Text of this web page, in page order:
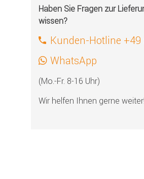
Haben Sie Fragen zur
wissen?
Kunden-Hotline +49
WhatsApp
(Mo.-Fr. 8-16 Uhr)
Wir helfen Ihnen gerne weiter!